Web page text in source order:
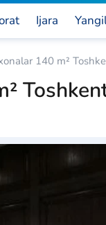
Ijara
140 m²